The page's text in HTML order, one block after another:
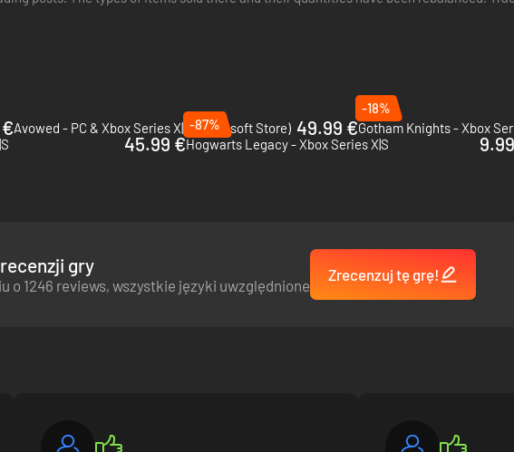
liczba zdarzeń i interakcji.
— stracić serce dla istoty o czystym, niewinnym spojrzeniu.
może stać się początkiem spotkania, które odsłoni nieoczekiwaną prawdę.
życiem, majestatycznym kontynencie Pywel.
w dynamicznych, pełnych napięcia starciach ułamek sekundy może przesądzić o
Avowed - PC & Xbox Series X|S (Microsoft Store) 49.99 €
-18%
Gotham Knights - Xbox
45.99 €
-87%
Hogwarts Legacy - Xbox Series X|S
gry
o 1246 reviews, wszystkie języki uwzględnione
Zrecenzuj tę grę!